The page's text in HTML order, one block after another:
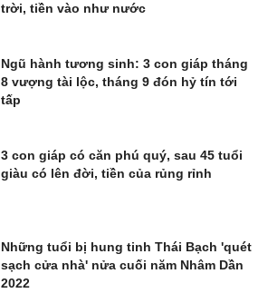
trời, tiền vào như nước
Ngũ hành tương sinh: 3 con giáp tháng
8 vượng tài lộc, tháng 9 đón hỷ tín tới
tấp
3 con giáp có căn phú quý, sau 45 tuổi
giàu có lên đời, tiền của rủng rỉnh
Những tuổi bị hung tinh Thái Bạch 'quét
sạch cửa nhà' nửa cuối năm Nhâm Dần
2022